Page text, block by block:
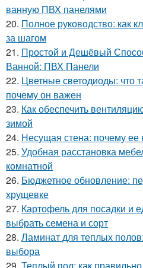
ванную ПВХ панелями
20. Полное руководство: как
за шагом
21. Простой и Дешёвый
Ванной: ПВХ Панели
22. Цветные светодиоды: что
почему он важен
23. Как обеспечить
зимой
24. Несущая стена: почему ее
25. Удобная расстановка
комнатной
26. Бюджетное обновление:
хрущевке
27. Картофель для посадки и
выбрать семена и сорт
28. Ламинат для теплых
выбора